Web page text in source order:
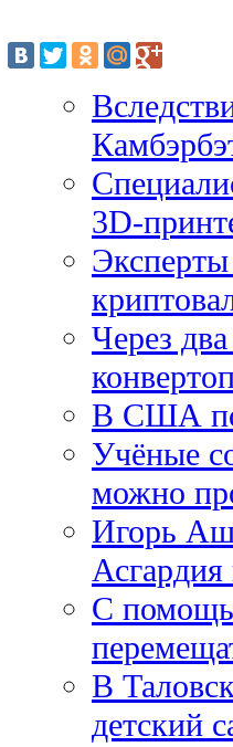
3D-
Через
В США
Учёные
можно
Игорь
Асгардия
С
В
детский